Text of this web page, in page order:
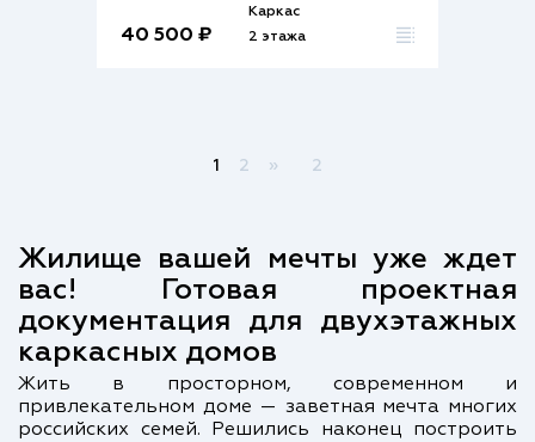
40 500 ₽
Каркас
2 этажа
1 2 » 2
Жилище вашей мечты уже ждет
вас! Готовая проектная
документация для двухэтажных
каркасных домов
Жить в просторном, современном и
привлекательном доме — заветная мечта многих
российских семей. Решились наконец построить